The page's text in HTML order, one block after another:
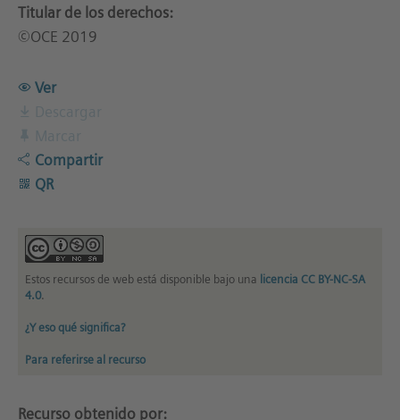
Titular de los derechos:
©OCE 2019
Ver
Compartir
QR
Estos recursos de web está disponible bajo una licencia CC BY-NC-SA
4.0.
¿Y eso qué significa?
Para referirse al recurso
Recurso obtenido por: